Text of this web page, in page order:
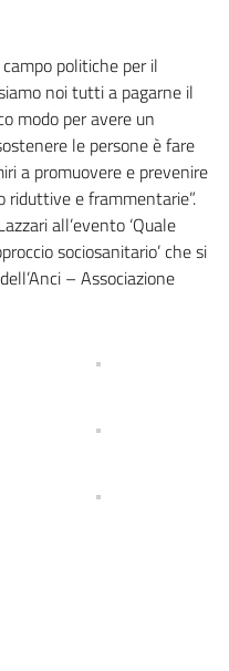
politiche per il
noi tutti a pagarne il
modo per avere un
le persone è fare
a promuovere e prevenire
riduttive e frammentarie”.
all’evento ‘Quale
sociosanitario’ che si
– Associazione